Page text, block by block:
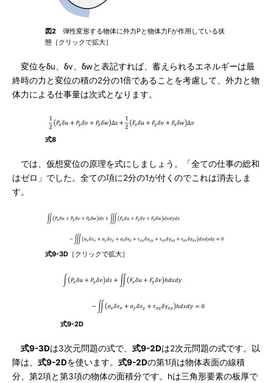
図2 弾性変形する物体に外力Pと物体力Fが作用している状
態［クリックで拡大］
変位をδu、δv、δwと表記すれば、蓄えられるエネルギーは最
終時の力と変位の積の2分の1倍であることを考慮して、外力と物
体力による仕事量は次式となります。
式8
では、仮想変位の原理を式にしましょう。「全ての仕事の総和
はゼロ」でした。全ての項に2分の1が付くのでこれは消去しま
す。
式9-3D ［クリックで拡大］
式9-2D
式9-3Dは3次元問題の式で、 式9-2Dは2次元問題の式です。以
降は、 式9-2Dを使います。 式9-2Dの第1項は物体表面の線積
分、第2項と第3項の物体の面積分です。hは三角形要素の板厚で